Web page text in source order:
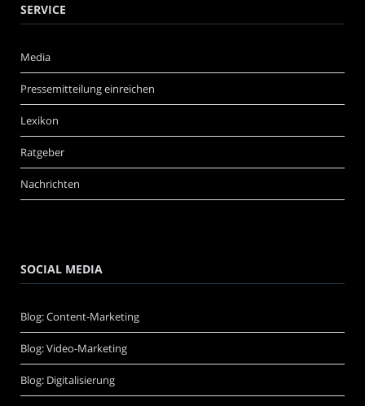
SERVICE
Media
Pressemitteilung einreichen
Lexikon
Ratgeber
Nachrichten
SOCIAL MEDIA
Blog: Content-Marketing
Blog: Video-Marketing
Blog: Digitalisierung